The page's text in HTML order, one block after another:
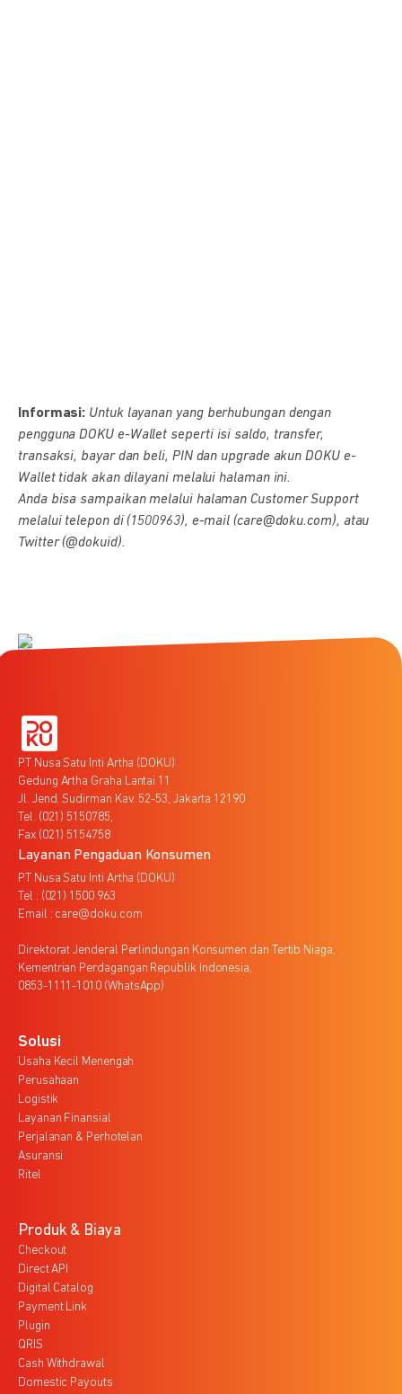
Informasi: Untuk layanan yang berhubungan dengan
pengguna DOKU e-Wallet seperti isi saldo, transfer,
transaksi, bayar dan beli, PIN dan upgrade akun DOKU e-
Wallet tidak akan dilayani melalui halaman ini.
Anda bisa sampaikan melalui halaman Customer Support
melalui telepon di (1500963), e-mail (care@doku.com), atau
Twitter (@dokuid).
PT Nusa Satu Inti Artha (DOKU)
Gedung Artha Graha Lantai 11
Jl. Jend. Sudirman Kav. 52-53, Jakarta 12190
Tel. (021) 5150785,
Fax (021) 5154758
Layanan Pengaduan Konsumen
PT Nusa Satu Inti Artha (DOKU)
Tel : (021) 1500 963
Email : care@doku.com
Direktorat Jenderal Perlindungan Konsumen dan Tertib Niaga,
Kementrian Perdagangan Republik Indonesia,
0853-1111-1010 (WhatsApp)
Solusi
Usaha Kecil Menengah
Perusahaan
Logistik
Layanan Finansial
Perjalanan & Perhotelan
Asuransi
Ritel
Produk & Biaya
Checkout
Direct API
Digital Catalog
Payment Link
Plugin
QRIS
Cash Withdrawal
Domestic Payouts